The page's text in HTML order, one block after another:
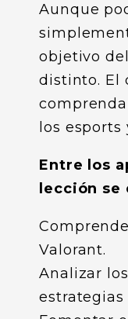
Aunque
objetivo
distinto. El
los
Entre los
lección se
Valorant.
Analizar
estrategias